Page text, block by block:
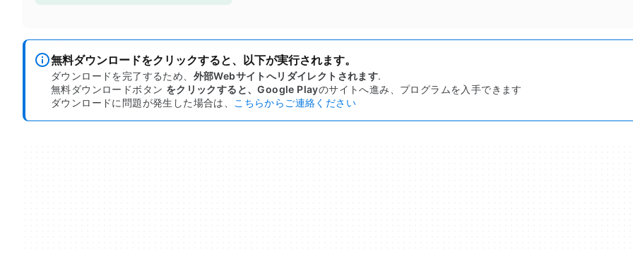
無料ダウンロードをクリックすると、以下が実行されます。
ダウンロードを完了するため、 外部Webサイトへリダイレクトされます.
無料ダウンロードボタン をクリックすると、Google Playのサイトへ進み、プログラムを入手できます
ダウンロードに問題が発生した場合は、
こちらからご連絡ください